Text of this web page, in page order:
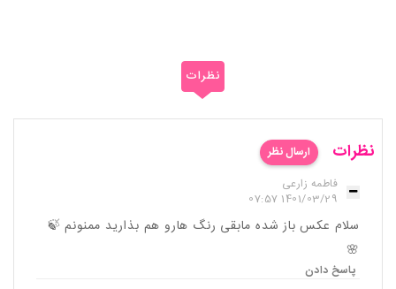
نظرات
نظرات
ارسال نظر
فاطمه زارعی
1401/03/29 07:57
سلام عکس باز شده مابقی رنگ هارو هم بذارید ممنونم 🍃
🌸
پاسخ دادن